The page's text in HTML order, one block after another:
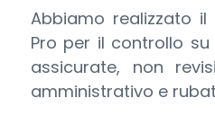
Abbiamo realizzato il
Pro per il controllo
assicurate, non
amministrativo e